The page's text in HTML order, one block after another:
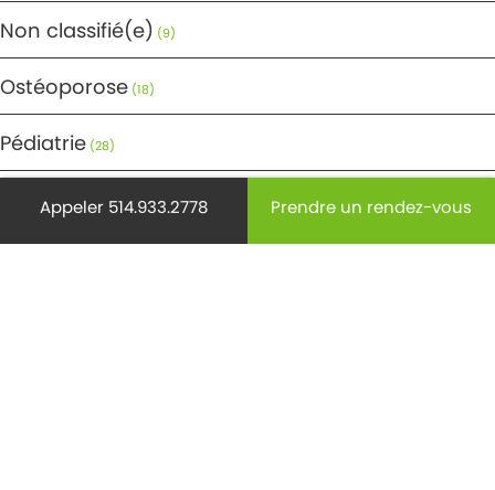
Non classifié(e) (9)
Ostéoporose (18)
Pédiatrie (28)
Prévention (440)
Appeler 514.933.2778 Prendre un rendez-vous